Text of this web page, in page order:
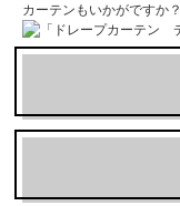
カーテンもいかがですか？